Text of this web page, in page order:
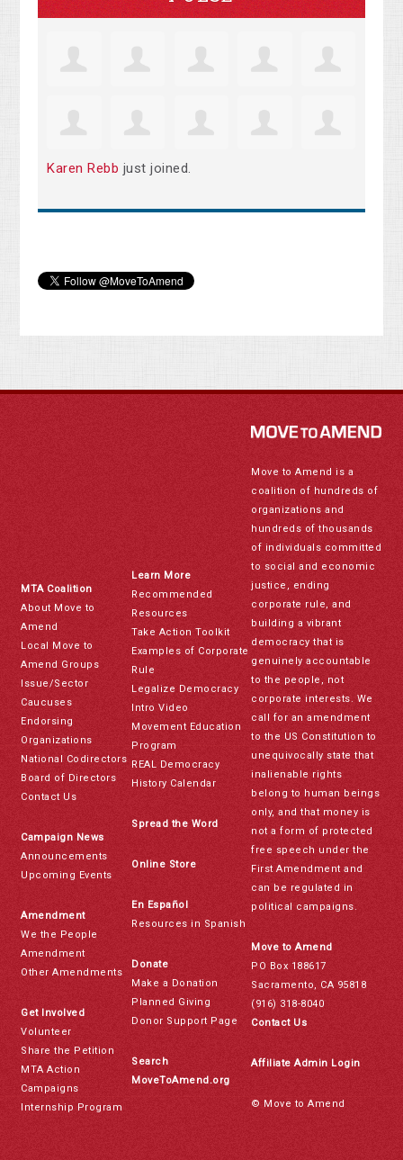
Karen Rebb just joined.
MTA Coalition
About Move to
Amend
Local Move to
Amend Groups
Issue/Sector
Caucuses
Endorsing
Organizations
National Codirectors
Board of Directors
Contact Us
Campaign News
Announcements
Upcoming Events
Amendment
We the People
Amendment
Other Amendments
Get Involved
Volunteer
Share the Petition
MTA Action
Campaigns
Internship Program
Learn More
Recommended
Resources
Take Action Toolkit
Examples of Corporate
Rule
Legalize Democracy
Intro Video
Movement Education
Program
REAL Democracy
History Calendar
Spread the Word
Online Store
En Español
Resources in Spanish
Donate
Make a Donation
Planned Giving
Donor Support Page
Search
MoveToAmend.org
Move to Amend is a
coalition of hundreds of
organizations and
hundreds of thousands
of individuals committed
to social and economic
justice, ending
corporate rule, and
building a vibrant
democracy that is
genuinely accountable
to the people, not
corporate interests. We
call for an amendment
to the US Constitution to
unequivocally state that
inalienable rights
belong to human beings
only, and that money is
not a form of protected
free speech under the
First Amendment and
can be regulated in
political campaigns.
Move to Amend
PO Box 188617
Sacramento, CA 95818
(916) 318-8040
Contact Us
Affiliate Admin Login
© Move to Amend